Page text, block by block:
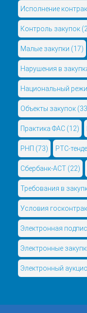
Исполнение
Контроль закупок
Малые закупки (17)
Нарушения в
Национальный
Объекты закупок
Практика ФАС (12)
РНП (73) РТС-
Сбербанк-АСТ (22)
Требования в
Условия
Электронная
Электронные
Электронный